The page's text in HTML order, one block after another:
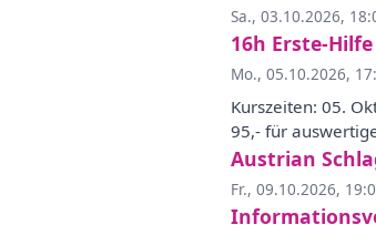
Sa., 03.10.2026,
16h Erste-
Mo., 05.10.2026,
Kurszeiten: 05.
95,- für
Austrian
Fr., 09.10.2026,